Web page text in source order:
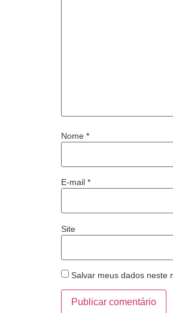
Nome *
E-mail *
Site
Salvar meus dados neste